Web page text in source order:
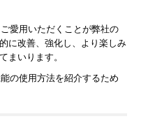
愛用いただくことが弊社の
に改善、強化し、より楽しみ
まいります。
の使用方法を紹介するため